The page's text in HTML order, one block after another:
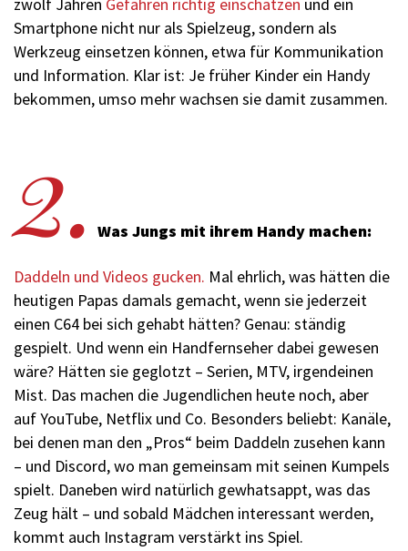
Smartphone nicht nur als Spielzeug, sondern als
Werkzeug einsetzen können, etwa für Kommunikation
und Information. Klar ist: Je früher Kinder ein Handy
bekommen, umso mehr wachsen sie damit zusammen.
2. Was Jungs mit ihrem Handy machen:
Daddeln und Videos gucken. Mal ehrlich, was hätten die
heutigen Papas damals gemacht, wenn sie jederzeit
einen C64 bei sich gehabt hätten? Genau: ständig
gespielt. Und wenn ein Handfernseher dabei gewesen
wäre? Hätten sie geglotzt – Serien, MTV, irgendeinen
Mist. Das machen die Jugendlichen heute noch, aber
auf YouTube, Netflix und Co. Besonders beliebt: Kanäle,
bei denen man den „Pros“ beim Daddeln zusehen kann
– und Discord, wo man gemeinsam mit seinen Kumpels
spielt. Daneben wird natürlich gewhatsappt, was das
Zeug hält – und sobald Mädchen interessant werden,
kommt auch Instagram verstärkt ins Spiel.